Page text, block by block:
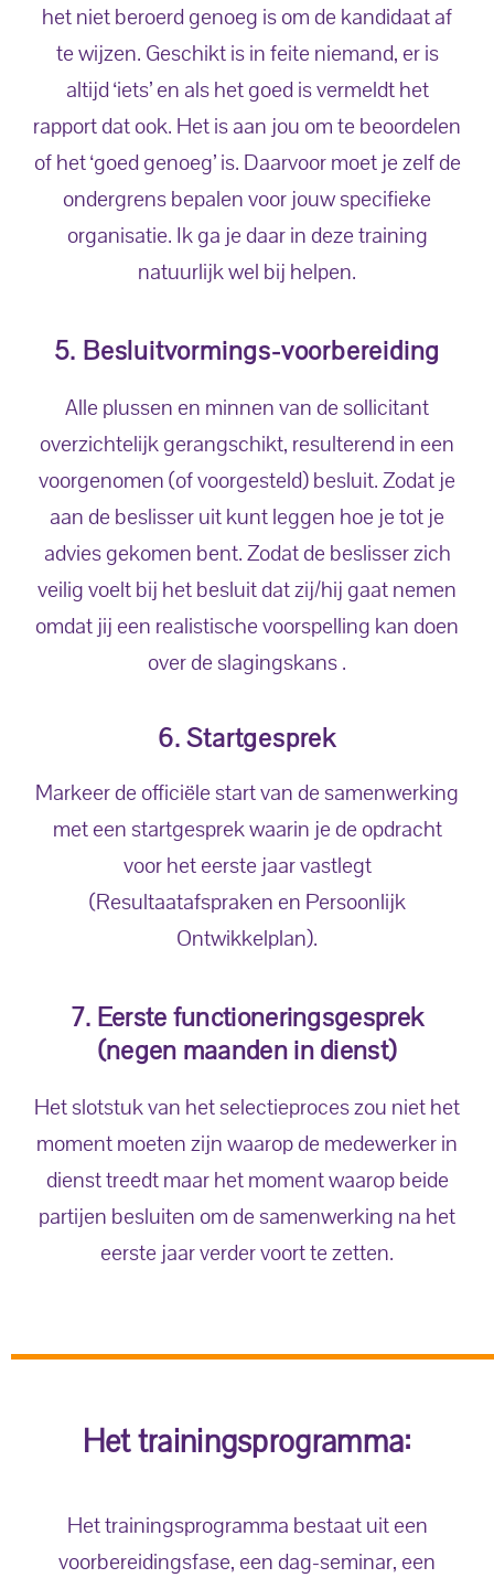
het niet beroerd genoeg is om de kandidaat af
te wijzen. Geschikt is in feite niemand, er is
altijd ‘iets’ en als het goed is vermeldt het
rapport dat ook. Het is aan jou om te beoordelen
of het ‘goed genoeg’ is. Daarvoor moet je zelf de
ondergrens bepalen voor jouw specifieke
organisatie. Ik ga je daar in deze training
natuurlijk wel bij helpen.
5. Besluitvormings-voorbereiding
Alle plussen en minnen van de sollicitant
overzichtelijk gerangschikt, resulterend in een
voorgenomen (of voorgesteld) besluit. Zodat je
aan de beslisser uit kunt leggen hoe je tot je
advies gekomen bent. Zodat de beslisser zich
veilig voelt bij het besluit dat zij/hij gaat nemen
omdat jij een realistische voorspelling kan doen
over de slagingskans .
6. Startgesprek
Markeer de officiële start van de samenwerking
met een startgesprek waarin je de opdracht
voor het eerste jaar vastlegt
(Resultaatafspraken en Persoonlijk
Ontwikkelplan).
7. Eerste functioneringsgesprek
(negen maanden in dienst)
Het slotstuk van het selectieproces zou niet het
moment moeten zijn waarop de medewerker in
dienst treedt maar het moment waarop beide
partijen besluiten om de samenwerking na het
eerste jaar verder voort te zetten.
Het trainingsprogramma:
Het trainingsprogramma bestaat uit een
voorbereidingsfase, een dag-seminar, een